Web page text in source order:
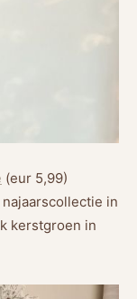
(eur 5,99)
in
kerstgroen in